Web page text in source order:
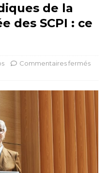
de la
des SCPI : ce
Commentaires fermés